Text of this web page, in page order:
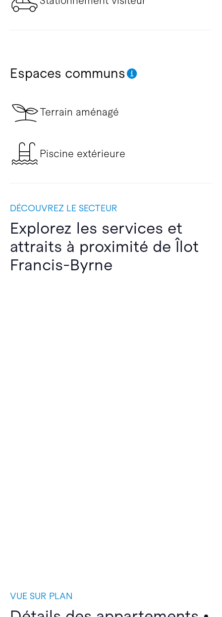
Espaces communs
Terrain aménagé
Piscine extérieure
DÉCOUVREZ LE SECTEUR
Explorez les services et
attraits à proximité de Îlot
Francis-Byrne
VUE SUR PLAN